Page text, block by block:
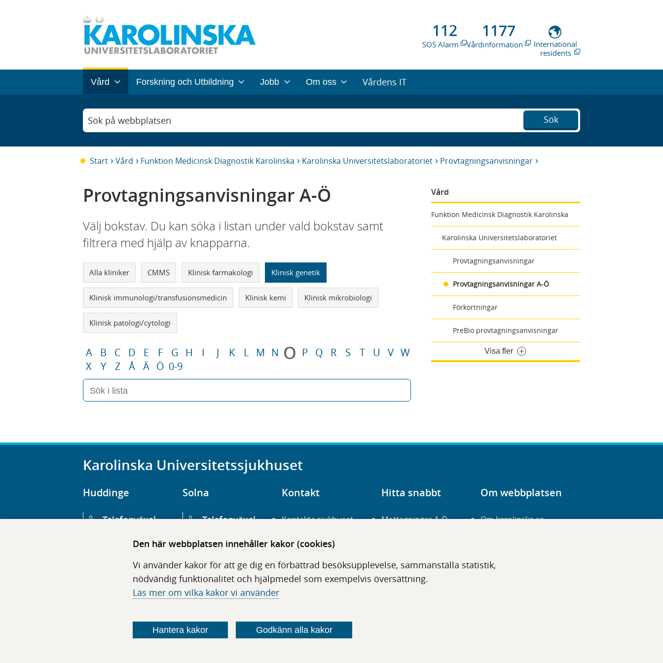
Den här webbplatsen innehåller kakor (cookies)
Vi använder kakor för att ge dig en förbättrad besöksupplevelse, sammanställa statistik,
nödvändig funktionalitet och hjälpmedel som exempelvis översättning.
Läs mer om vilka kakor vi använder
Hantera kakor Godkänn alla kakor
112
SOS Alarm
1177
Vårdinformation
International
residents
Vård Forskning och Utbildning Jobb Om oss Vårdens IT
Sök på webbplatsen Sök
Start Vård Funktion Medicinsk Diagnostik Karolinska Karolinska Universitetslaboratoriet Provtagningsanvisningar
Vård
Funktion Medicinsk Diagnostik Karolinska
Karolinska Universitetslaboratoriet
Provtagningsanvisningar
Provtagningsanvisningar A-Ö
Förkortningar
PreBio provtagningsanvisningar
Visa fler
Provtagningsanvisningar A-Ö
Välj bokstav. Du kan söka i listan under vald bokstav samt
filtrera med hjälp av knapparna.
Alla kliniker CMMS Klinisk farmakologi Klinisk genetik
Klinisk immunologi/transfusionsmedicin Klinisk kemi Klinisk mikrobiologi
Klinisk patologi/cytologi
A B C D E F G H I J K L M N O P Q R S T U V W
X
Y Z Å Ä Ö 0-9
Karolinska Universitetssjukhuset
Huddinge
Telefonväxel
Hälsovägen 13
Solna
Telefonväxel
Eugeniavägen 3
Kontakt
Kontakta sjukhuset
Hitta hit
Press
Hitta snabbt
Mottagningar A-Ö
Digitala tjänster
Om webbplatsen
Om karolinska.se
Tillgänglighet
Följ oss i sociala medier